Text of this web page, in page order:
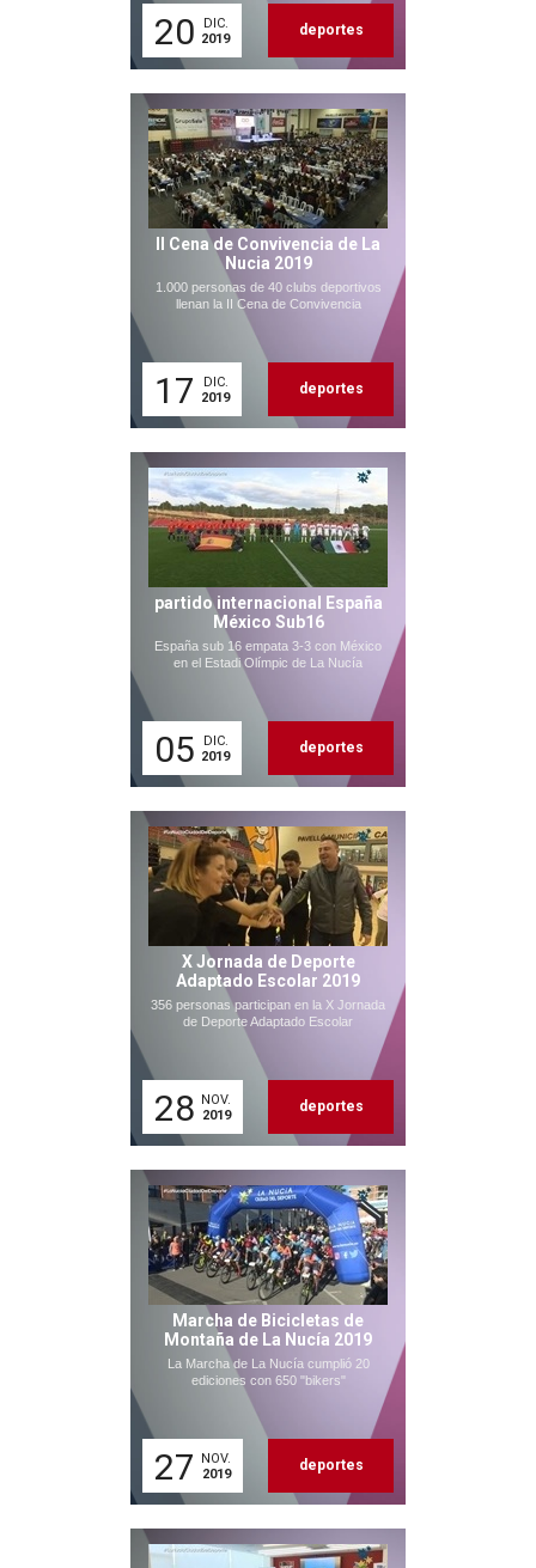
20
DIC.
2019
deportes
II Cena de Convivencia de La
Nucia 2019
1.000 personas de 40 clubs deportivos
llenan la II Cena de Convivencia
17
DIC.
2019
deportes
partido internacional España
México Sub16
España sub 16 empata 3-3 con México
en el Estadi Olímpic de La Nucía
05
DIC.
2019
deportes
X Jornada de Deporte
Adaptado Escolar 2019
356 personas participan en la X Jornada
de Deporte Adaptado Escolar
28 NOV.
2019
deportes
Marcha de Bicicletas de
Montaña de La Nucía 2019
La Marcha de La Nucía cumplió 20
ediciones con 650 "bikers"
27
NOV.
2019
deportes